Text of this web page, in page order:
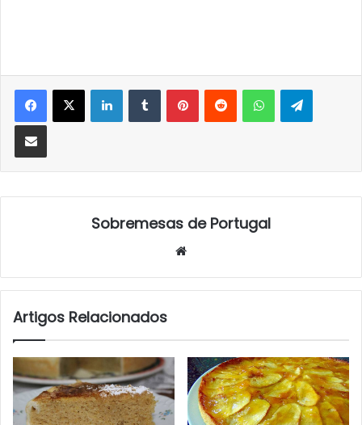
LinkedInTumblrPinterestReddit WhatsApp
Partilhar Via Email
Sobremesas de Portugal
Artigos Relacionados